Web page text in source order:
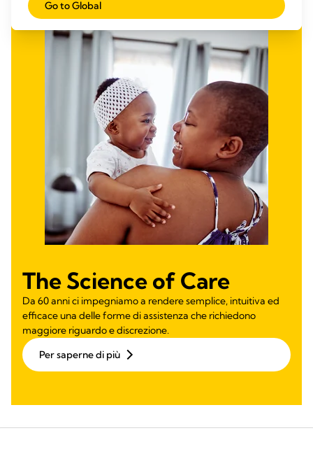
The Science of Care
Da 60 anni ci impegniamo a rendere semplice, intuitiva ed
efficace una delle forme di assistenza che richiedono
maggiore riguardo e discrezione.
Per saperne di più
Go to Global